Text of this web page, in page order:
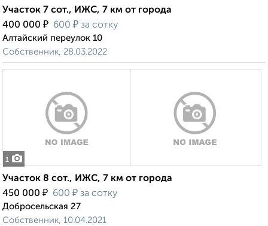
Участок 7 сот., ИЖС, 7 км от города
400 000 ₽ 600 ₽ за сотку
Алтайский переулок 10
Собственник, 28.03.2022
1
Участок 8 сот., ИЖС, 7 км от города
450 000 ₽ 600 ₽ за сотку
Добросельская 27
Собственник, 10.04.2021